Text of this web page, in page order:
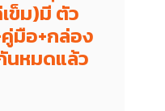
ข็ม)มี ตัว
คู่มือ+กล่อง
หมดแล้ว